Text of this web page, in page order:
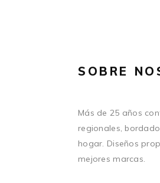
SOBRE
Más de 25 años
regionales,
hogar. Diseños
mejores marcas.